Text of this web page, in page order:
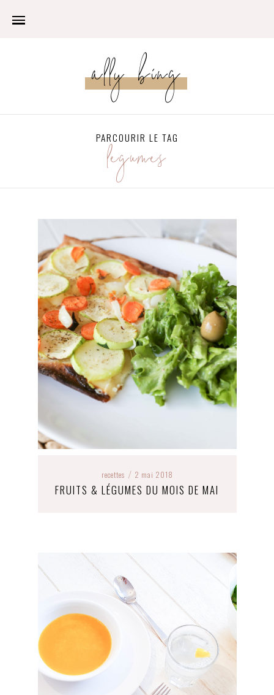
ally bing
PARCOURIR LE TAG
légumes
recettes / 2 mai 2018
FRUITS & LÉGUMES DU MOIS DE MAI